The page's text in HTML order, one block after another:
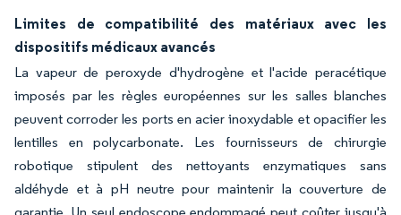
Limites de compatibilité des matériaux avec les
dispositifs médicaux avancés
La vapeur de peroxyde d'hydrogène et l'acide peracétique
imposés par les règles européennes sur les salles blanches
peuvent corroder les ports en acier inoxydable et opacifier les
lentilles en polycarbonate. Les fournisseurs de chirurgie
robotique stipulent des nettoyants enzymatiques sans
aldéhyde et à pH neutre pour maintenir la couverture de